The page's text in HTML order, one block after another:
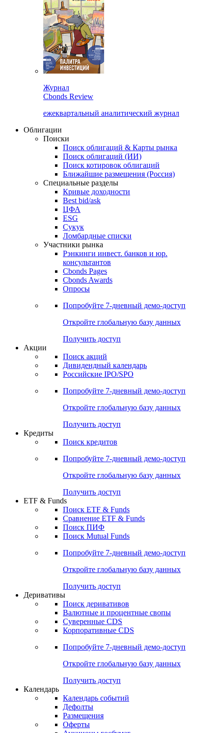
Журнал
Cbonds Review
ежеквартальный аналитический журнал
Облигации
Поиски
Поиск облигаций & Карты рынка
Поиск облигаций (ИИ)
Поиск котировок облигаций
Ближайшие размещения (Россия)
Специальные разделы
Кривые доходности
Best bid/ask
ЦФА
ESG
Сукук
Ломбардные списки
Участники рынка
Рэнкинги инвест. банков и юр.
консультантов
Cbonds Pages
Cbonds Awards
Опросы
Попробуйте 7-дневный демо-доступ
Откройте глобальную базу данных
Получить доступ
Акции
Поиск акций
Дивидендный календарь
Российские IPO/SPO
Попробуйте 7-дневный демо-доступ
Откройте глобальную базу данных
Получить доступ
Кредиты
Поиск кредитов
Попробуйте 7-дневный демо-доступ
Откройте глобальную базу данных
Получить доступ
ETF & Funds
Поиск ETF & Funds
Сравнение ETF & Funds
Поиск ПИФ
Поиск Mutual Funds
Попробуйте 7-дневный демо-доступ
Откройте глобальную базу данных
Получить доступ
Деривативы
Поиск деривативов
Валютные и процентные свопы
Суверенные CDS
Корпоративные CDS
Попробуйте 7-дневный демо-доступ
Откройте глобальную базу данных
Получить доступ
Календарь
Календарь событий
Дефолты
Размещения
Оферты